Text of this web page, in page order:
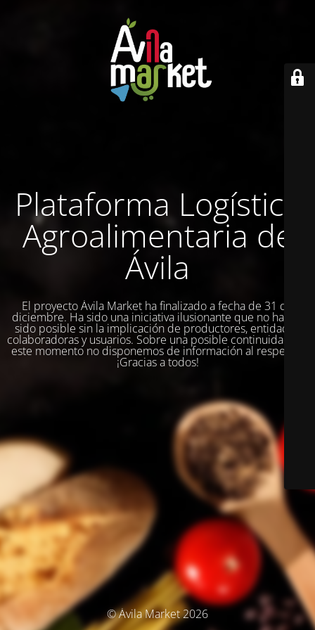
Plataforma Logística
Agroalimentaria de
Ávila
El proyecto Ávila Market ha finalizado a fecha de 31 de
diciembre. Ha sido una iniciativa ilusionante que no habría
sido posible sin la implicación de productores, entidades
colaboradoras y usuarios. Sobre una posible continuidad, en
este momento no disponemos de información al respecto.
¡Gracias a todos!
© Ávila Market 2026